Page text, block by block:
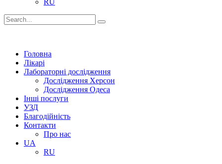
RU
Головна
Лікарі
Лабораторні дослідження
Дослідження Херсон
Дослідження Одеса
Інші послуги
УЗД
Благодійність
Контакти
Про нас
UA
RU